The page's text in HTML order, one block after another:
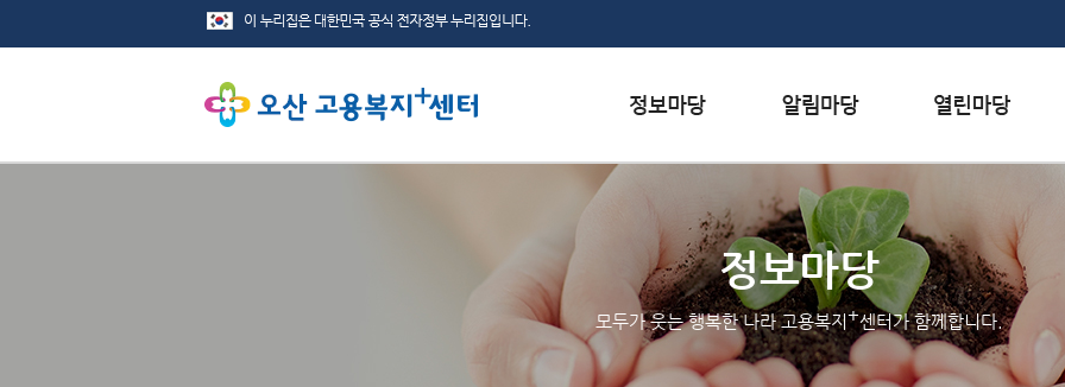
채용정보
인재정보
관련사이트
행사일정
공지사항
홍보/보도자료실
질문하기
칭찬하기
불친절 신고하기
정보마당
모두가 웃는 행복한 나라 고용복지+센터가 함께합니다.